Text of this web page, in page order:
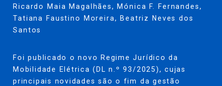
Ricardo Maia Magalhães, Mónica F. Fernandes,
Tatiana Faustino Moreira,
Beatriz Neves dos
Santos
Foi publicado o novo Regime Jurídico da
Mobilidade Elétrica (DL n.º 93/2025), cujas
principais novidades são o fim da gestão